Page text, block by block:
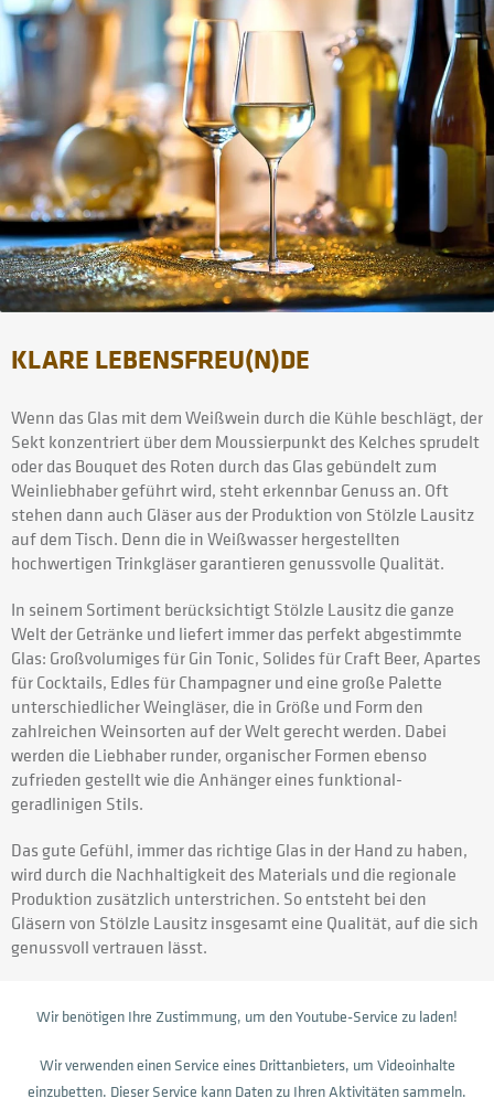
KLARE LEBENSFREU(N)DE
Wenn das Glas mit dem Weißwein durch die Kühle beschlägt, der
Sekt konzentriert über dem Moussierpunkt des Kelches sprudelt
oder das Bouquet des Roten durch das Glas gebündelt zum
Weinliebhaber geführt wird, steht erkennbar Genuss an. Oft
stehen dann auch Gläser aus der Produktion von Stölzle Lausitz
auf dem Tisch. Denn die in Weißwasser hergestellten
hochwertigen Trinkgläser garantieren genussvolle Qualität.
In seinem Sortiment berücksichtigt Stölzle Lausitz die ganze
Welt der Getränke und liefert immer das perfekt abgestimmte
Glas: Großvolumiges für Gin Tonic, Solides für Craft Beer, Apartes
für Cocktails, Edles für Champagner und eine große Palette
unterschiedlicher Weingläser, die in Größe und Form den
zahlreichen Weinsorten auf der Welt gerecht werden. Dabei
werden die Liebhaber runder, organischer Formen ebenso
zufrieden gestellt wie die Anhänger eines funktional-
geradlinigen Stils.
Das gute Gefühl, immer das richtige Glas in der Hand zu haben,
wird durch die Nachhaltigkeit des Materials und die regionale
Produktion zusätzlich unterstrichen. So entsteht bei den
Gläsern von Stölzle Lausitz insgesamt eine Qualität, auf die sich
genussvoll vertrauen lässt.
Wir benötigen Ihre Zustimmung, um den Youtube-Service zu laden!
Wir verwenden einen Service eines Drittanbieters, um Videoinhalte
einzubetten. Dieser Service kann Daten zu Ihren Aktivitäten sammeln.